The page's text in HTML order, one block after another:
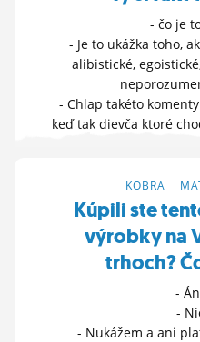
ROLETA
- čo je
- Je to ukážka toho,
alibistické,
- Chlap takéto
keď tak dievča ktoré
9. 4.
KOBRA
Kúpili ste
výrobky na
trhoch?
-
-
- Nukážem a ani